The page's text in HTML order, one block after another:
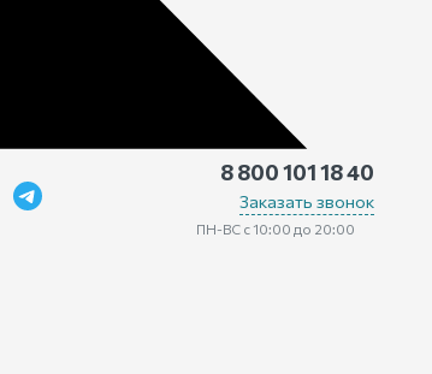
8 800 101 18 40
Заказать звонок
ПН-ВС с 10:00 до 20:00